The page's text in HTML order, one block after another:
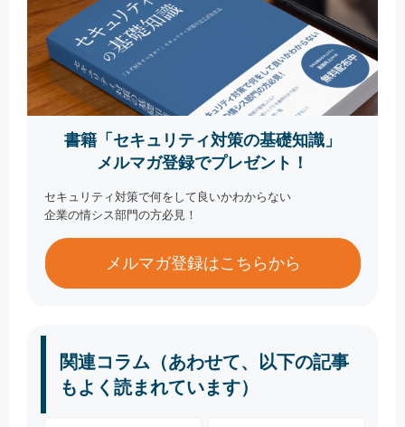
書籍「セキュリティ対策の基礎知識」
メルマガ登録でプレゼント！
セキュリティ対策で何をして良いかわからない
企業の情シス部門の方必見！
メルマガ登録はこちらから
関連コラム（あわせて、以下の記事
もよく読まれています）